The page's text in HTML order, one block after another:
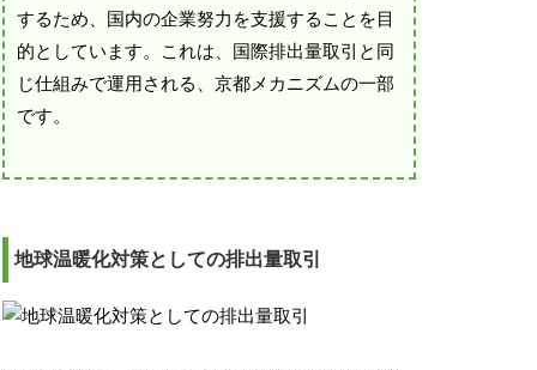
するため、国内の企業努力を支援することを目
的としています。これは、国際排出量取引と同
じ仕組みで運用される、京都メカニズムの一部
です。
地球温暖化対策としての排出量取引